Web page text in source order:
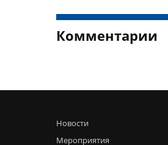
Комментарии
Новости
Мероприятия